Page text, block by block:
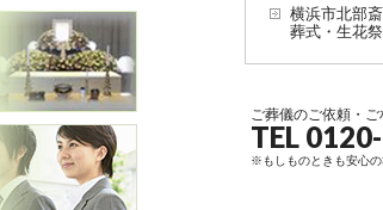
横浜市北部
葬式・生花
ご葬儀のご依頼・
TEL
※もしものときも安心